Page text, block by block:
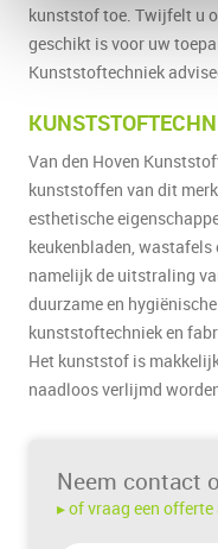
kunststof toe. Twijfelt u
geschikt is voor uw
Kunststoftechniek
Van den Hoven
kunststoffen van dit
esthetische
keukenbladen, wastafels
namelijk de uitstraling
duurzame en
kunststoftechniek en
Het kunststof is
naadloos verlijmd
Neem contact
▸ of vraag een offerte